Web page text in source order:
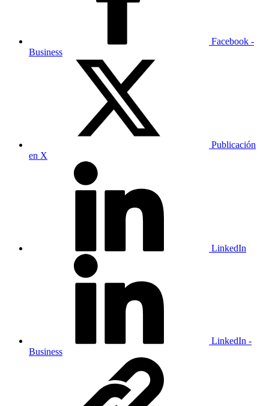
Facebook -
Business
Publicación
en X
LinkedIn
LinkedIn -
Business